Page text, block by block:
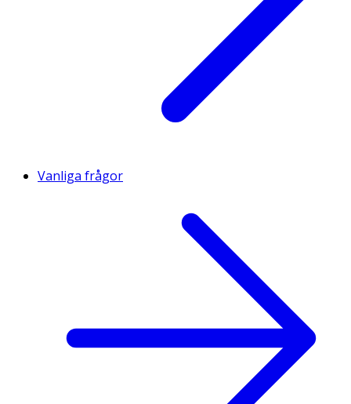
Vanliga frågor